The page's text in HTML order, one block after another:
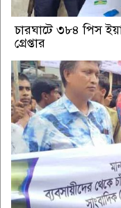
চারঘাটে ৩৮৪ পিস
গ্রেপ্তার